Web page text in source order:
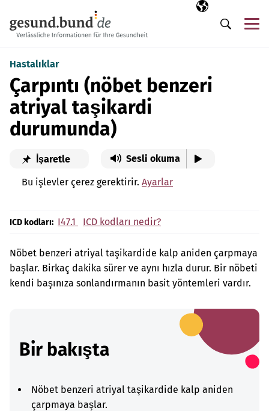
Seçili dil
TR
Arama
Hastalıklar
Çarpıntı (nöbet benzeri
atriyal taşikardi
durumunda)
İşaretle Sesli okuma
Bu işlevler çerez gerektirir. Ayarlar
ICD kodları: I47.1 ICD kodları nedir?
Nöbet benzeri atriyal taşikardide kalp aniden çarpmaya
başlar. Birkaç dakika sürer ve aynı hızla durur. Bir nöbeti
kendi başınıza sonlandırmanın basit yöntemleri vardır.
Bir bakışta
Nöbet benzeri atriyal taşikardide kalp aniden
çarpmaya başlar.